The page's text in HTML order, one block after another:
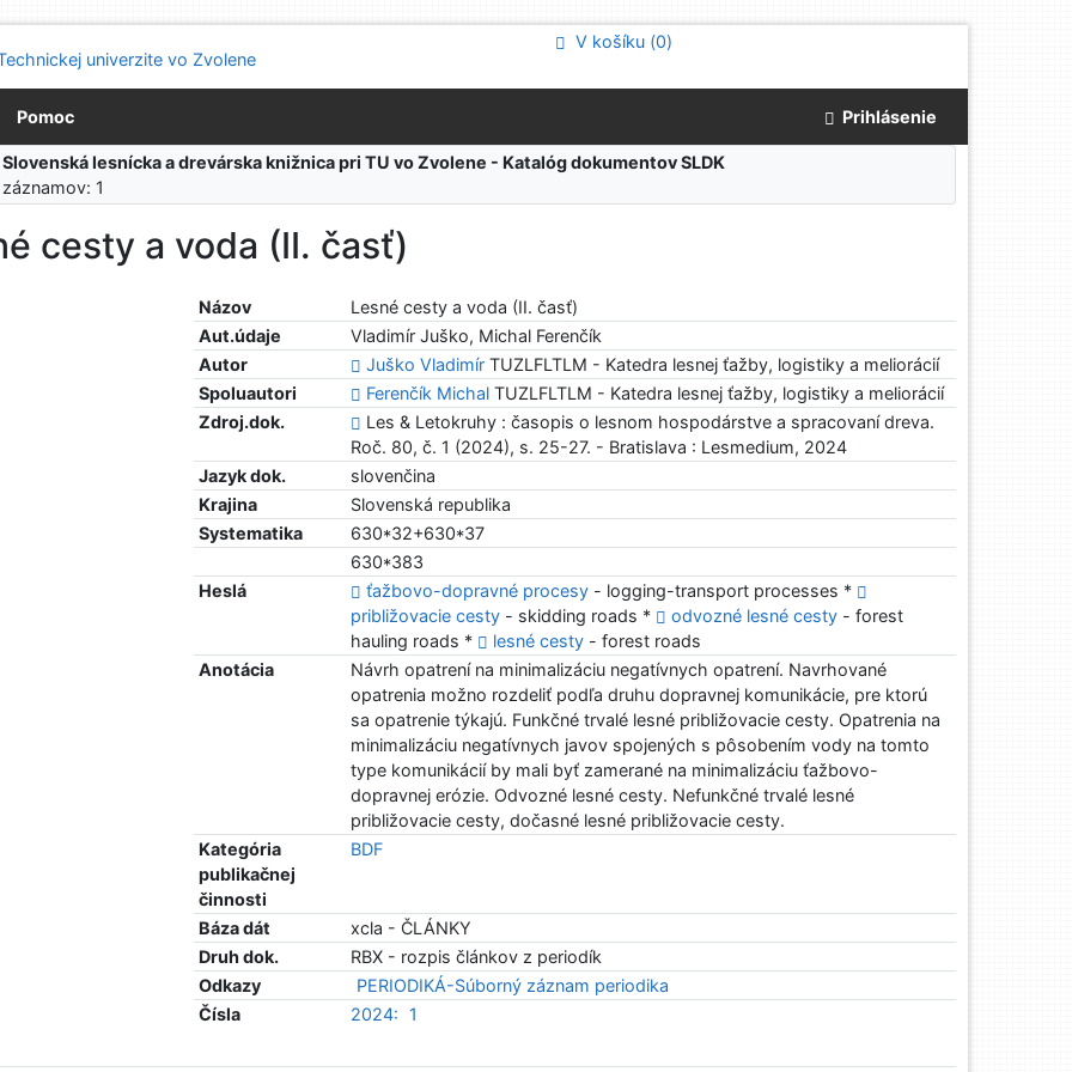
V košíku (0)
Pomoc Prihlásenie
Slovenská lesnícka a drevárska knižnica pri TU vo Zvolene - Katalóg dokumentov SLDK
1
cesty a voda (II. časť)
Názov
Lesné cesty a voda (II. časť)
Aut.údaje
Vladimír Juško, Michal Ferenčík
Autor
Juško Vladimír TUZLFLTLM - Katedra lesnej ťažby, logistiky a meliorácií
Spoluautori
Ferenčík Michal TUZLFLTLM - Katedra lesnej ťažby, logistiky a meliorácií
Zdroj.dok.
Les & Letokruhy : časopis o lesnom hospodárstve a spracovaní dreva.
Roč. 80, č. 1 (2024), s. 25-27. - Bratislava : Lesmedium, 2024
Jazyk dok.
slovenčina
Krajina
Slovenská republika
Systematika
630*32+630*37
630*383
Heslá
ťažbovo-dopravné procesy - logging-transport processes *
približovacie cesty - skidding roads * odvozné lesné cesty - forest
hauling roads *
lesné cesty - forest roads
Anotácia
Návrh opatrení na minimalizáciu negatívnych opatrení. Navrhované
opatrenia možno rozdeliť podľa druhu dopravnej komunikácie, pre ktorú
sa opatrenie týkajú. Funkčné trvalé lesné približovacie cesty. Opatrenia na
minimalizáciu negatívnych javov spojených s pôsobením vody na tomto
type komunikácií by mali byť zamerané na minimalizáciu ťažbovo-
dopravnej erózie. Odvozné lesné cesty. Nefunkčné trvalé lesné
približovacie cesty, dočasné lesné približovacie cesty.
Kategória
publikačnej
činnosti
BDF
Báza dát
xcla - ČLÁNKY
Druh dok.
RBX - rozpis článkov z periodík
Odkazy
PERIODIKÁ-Súborný záznam periodika
Čísla
2024: 1